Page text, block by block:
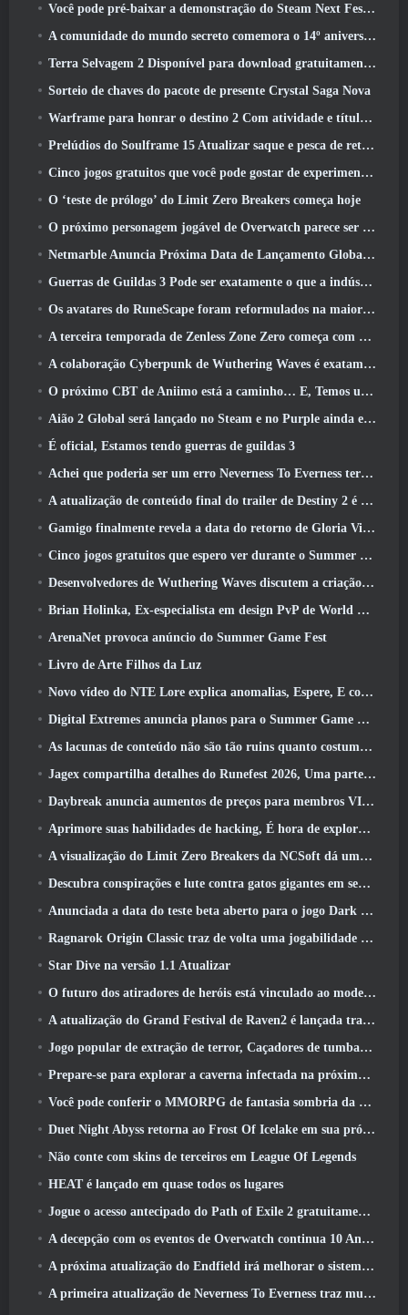
Você pode pré-baixar a demonstração do Steam Next Fest de Embers Of The Uncrowned Tomorrow
A comunidade do mundo secreto comemora o 14º aniversário com um mistério que eles devem resolver juntos
Terra Selvagem 2 Disponível para download gratuitamente (E manter) Por tempo limitado
Sorteio de chaves do pacote de presente Crystal Saga Nova
Warframe para honrar o destino 2 Com atividade e título especiais no jogo
Prelúdios do Soulframe 15 Atualizar saque e pesca de retrabalhos
Cinco jogos gratuitos que você pode gostar de experimentar durante o Bullet Fest
O ‘teste de prólogo’ do Limit Zero Breakers começa hoje
O próximo personagem jogável de Overwatch parece ser um chefe do crime ciborgue sobrecarregado
Netmarble Anuncia Próxima Data de Lançamento Global RF Online
Guerras de Guildas 3 Pode ser exatamente o que a indústria de MMO precisa agora
Os avatares do RuneScape foram reformulados na maior atualização visual do jogo nos últimos dez anos
A terceira temporada de Zenless Zone Zero começa com uma viagem para uma ilha Bangboo no céu, E para a plataforma Steam
A colaboração Cyberpunk de Wuthering Waves é exatamente o que eu quero dos meus eventos de crossover de videogame
O próximo CBT de Aniimo está a caminho… E, Temos uma janela oficial de lançamento
Aião 2 Global será lançado no Steam e no Purple ainda este ano
É oficial, Estamos tendo guerras de guildas 3
Achei que poderia ser um erro Neverness To Everness ter o evento Porsche Collab Gacha tão cedo, Mas eu estava errado
A atualização de conteúdo final do trailer de Destiny 2 é um grito de guerra
Gamigo finalmente revela a data do retorno de Gloria Victis, Será que sobreviverá na segunda vez?
Cinco jogos gratuitos que espero ver durante o Summer Game Fest
Desenvolvedores de Wuthering Waves discutem a criação da sequência de batalha Lahai-Roi Mech
Brian Holinka, Ex-especialista em design PvP de World Of Warcraft, Junta-se à equipe MMO de League Of Legends
ArenaNet provoca anúncio do Summer Game Fest
Livro de Arte Filhos da Luz
Novo vídeo do NTE Lore explica anomalias, Espere, E como uma organização ‘secreta’ rastreia tudo
Digital Extremes anuncia planos para o Summer Game Fest
As lacunas de conteúdo não são tão ruins quanto costumavam ser
Jagex compartilha detalhes do Runefest 2026, Uma parte da comemoração do 25º aniversário do RuneScape IP
Daybreak anuncia aumentos de preços para membros VIP do Lord Of The Rings Online
Aprimore suas habilidades de hacking, É hora de explorar a cidade noturna em ondas uivantes
A visualização do Limit Zero Breakers da NCSoft dá uma ideia do que esperar do próximo teste do prólogo
Descubra conspirações e lute contra gatos gigantes em seu tempo de inatividade na última atualização de Where Winds Meet
Anunciada a data do teste beta aberto para o jogo Dark Fantasy Extraction, Caçador da Névoa
Ragnarok Origin Classic traz de volta uma jogabilidade justa de MMORPG e CBT abre em junho 4
Star Dive na versão 1.1 Atualizar
O futuro dos atiradores de heróis está vinculado ao modelo de serviço ao vivo F2P?
A atualização do Grand Festival de Raven2 é lançada trazendo consigo a nova classe Warlord
Jogo popular de extração de terror, Caçadores de tumbas, Lançamentos no Ocidente
Prepare-se para explorar a caverna infectada na próxima atualização do Eterspire
Você pode conferir o MMORPG de fantasia sombria da Nexon, Embers Of The Uncrown, durante o Steam Next Fest
Duet Night Abyss retorna ao Frost Of Icelake em sua próxima atualização Steampunk
Não conte com skins de terceiros em League Of Legends
HEAT é lançado em quase todos os lugares
Jogue o acesso antecipado do Path of Exile 2 gratuitamente neste fim de semana
A decepção com os eventos de Overwatch continua 10 Aniversário do ano
A próxima atualização do Endfield irá melhorar o sistema de fábrica
A primeira atualização de Neverness To Everness traz muito para a mesa